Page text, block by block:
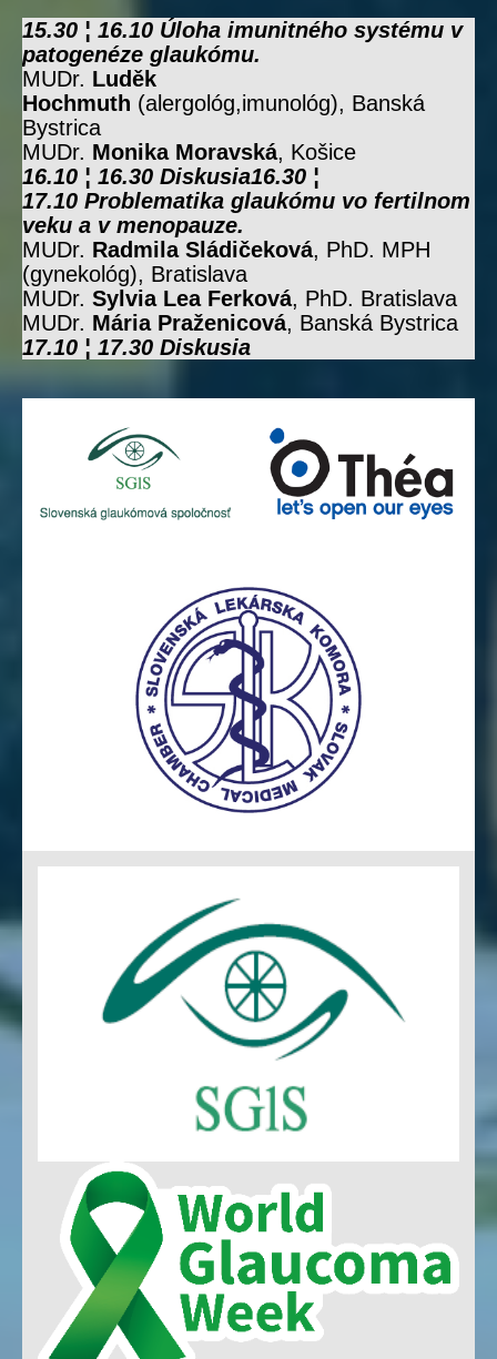
15.30 ¦ 16.10 Úloha imunitného systému v
patogenéze glaukómu.
MUDr. Luděk
Hochmuth (alergológ,imunológ), Banská
Bystrica
MUDr. Monika Moravská, Košice
16.10 ¦ 16.30 Diskusia16.30 ¦
17.10 Problematika glaukómu vo fertilnom
veku a v menopauze.
MUDr. Radmila Sládičeková, PhD. MPH
(gynekológ), Bratislava
MUDr. Sylvia Lea Ferková, PhD. Bratislava
MUDr. Mária Praženicová, Banská Bystrica
17.10 ¦ 17.30 Diskusia